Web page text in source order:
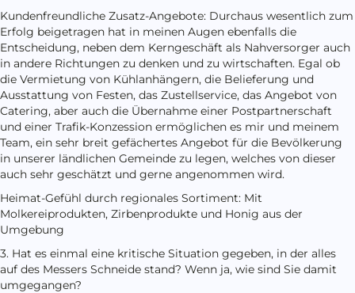
Kundenfreundliche Zusatz-Angebote: Durchaus wesentlich zum
Erfolg beigetragen hat in meinen Augen ebenfalls die
Entscheidung, neben dem Kerngeschäft als Nahversorger auch
in andere Richtungen zu denken und zu wirtschaften. Egal ob
die Vermietung von Kühlanhängern, die Belieferung und
Ausstattung von Festen, das Zustellservice, das Angebot von
Catering, aber auch die Übernahme einer Postpartnerschaft
und einer Trafik-Konzession ermöglichen es mir und meinem
Team, ein sehr breit gefächertes Angebot für die Bevölkerung
in unserer ländlichen Gemeinde zu legen, welches von dieser
auch sehr geschätzt und gerne angenommen wird.
Heimat-Gefühl durch regionales Sortiment: Mit
Molkereiprodukten, Zirbenprodukte und Honig aus der
Umgebung
3. Hat es einmal eine kritische Situation gegeben, in der alles
auf des Messers Schneide stand? Wenn ja, wie sind Sie damit
umgegangen?